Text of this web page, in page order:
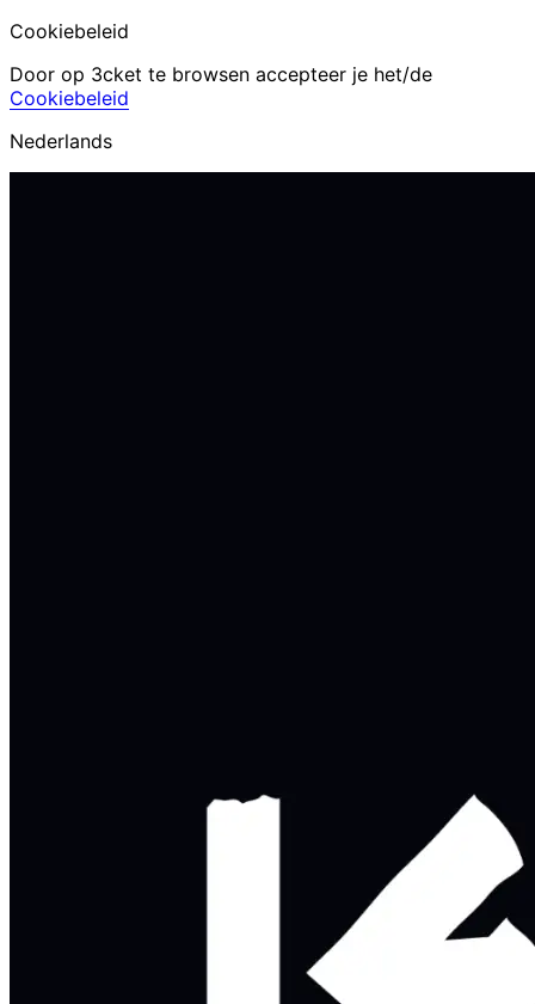
Cookiebeleid
Door op 3cket te browsen accepteer je het/de
Cookiebeleid
Nederlands